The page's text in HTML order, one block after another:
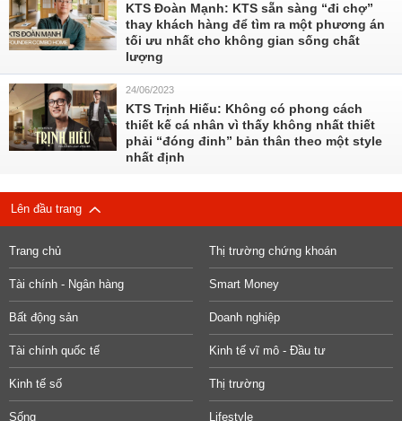
KTS Đoàn Mạnh: KTS sẵn sàng “đi chợ”
thay khách hàng để tìm ra một phương án
tối ưu nhất cho không gian sống chất
lượng
24/06/2023
KTS Trịnh Hiếu: Không có phong cách
thiết kế cá nhân vì thấy không nhất thiết
phải “đóng đinh” bản thân theo một style
nhất định
Lên đầu trang
Trang chủ Thị trường chứng khoán
Tài chính - Ngân hàng Smart Money
Bất động sản Doanh nghiệp
Tài chính quốc tế Kinh tế vĩ mô - Đầu tư
Kinh tế số Thị trường
Sống Lifestyle